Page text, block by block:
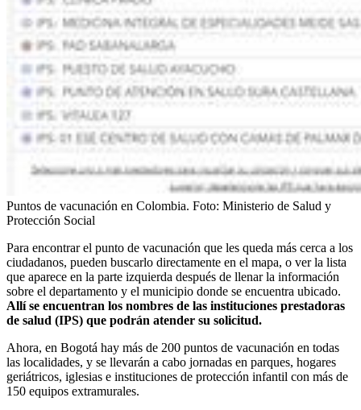
Puntos de vacunación en Colombia. Foto: Ministerio de Salud y
Protección Social
Para encontrar el punto de vacunación que les queda más cerca a los
ciudadanos, pueden buscarlo directamente en el mapa, o ver la lista
que aparece en la parte izquierda después de llenar la información
sobre el departamento y el municipio donde se encuentra ubicado.
Allí se encuentran los nombres de las instituciones prestadoras
de salud (IPS) que podrán atender su solicitud.
Ahora, en Bogotá hay más de 200 puntos de vacunación en todas
las localidades, y se llevarán a cabo jornadas en parques, hogares
geriátricos, iglesias e instituciones de protección infantil con más de
150 equipos extramurales.